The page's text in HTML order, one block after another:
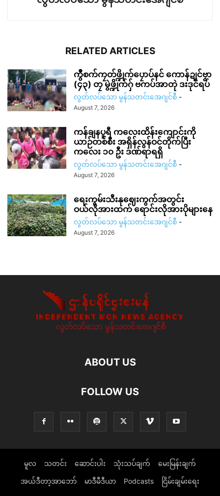
RELATED ARTICLES
ကွဳစက်ကၠတ်ဖ္ဍိုက်ပၠောပ်နင် ကောန်ဍုင်ဗၟာ
(၄၃) တၠ မွဲဖ္ဍိုက်ဂှ် ဗကပ်အာတုဲ ဒးဒုင်ရပ်
လွတ်လပ်သော မွန်သတင်းအေဂျင်စီ -
August 7, 2026
ကန်ချနပူရီ ကလေးထိန်းကျောင်းကို
ယာဉ်တစ်စီး အရှိန်လွန်ဝင်တိုက်ပြီး
ကလေး ၁၀ ဦး ဒဏ်ရာရရှိ
လွတ်လပ်သော မွန်သတင်းအေဂျင်စီ -
August 7, 2026
ရေးကွမ်းသီးနုဈေးကွက်အတွင်း
ဝယ်လိုအားထက် ရောင်းလိုအားပိုများနေ
လွတ်လပ်သော မွန်သတင်းအေဂျင်စီ -
August 7, 2026
ABOUT US
FOLLOW US
မူလ သတင်း ဆောင်းပါး သုံးသပ်ချက် မေးမြန်းချက်
အယ်ဒီတာ့အာဘော် မာဒီမီဒီယာ Podcasts ငြိမ်းချမ်းရေး